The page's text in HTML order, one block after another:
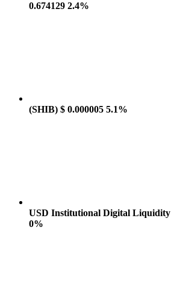
0.674129 2.4%
(SHIB) $ 0.000005 5.1%
USD Institutional Digital
0%